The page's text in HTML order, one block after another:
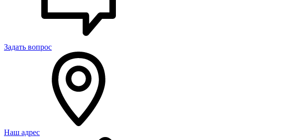
Задать вопрос
Наш адрес